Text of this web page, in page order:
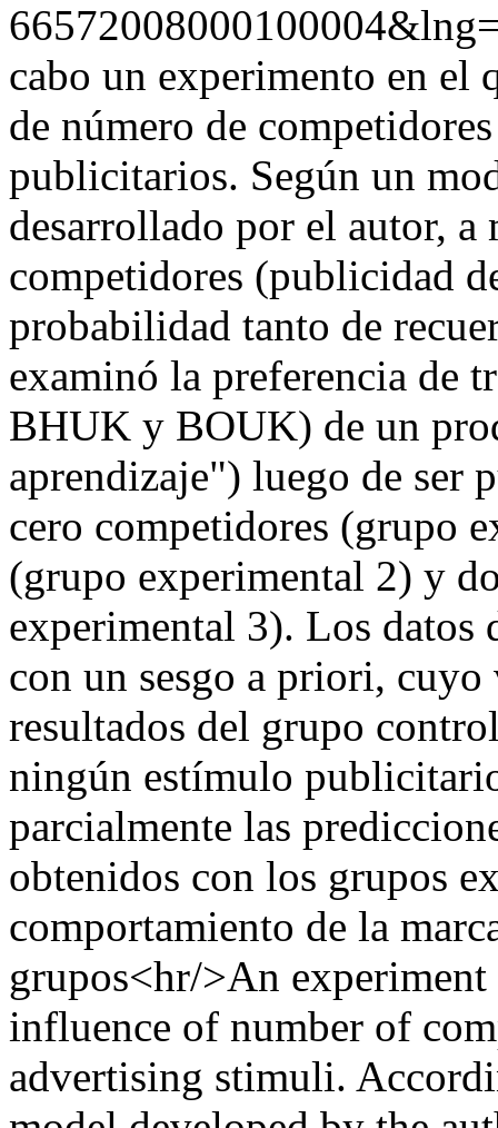
cabo un experimento en el
de número de
publicitarios. Según un
desarrollado por el autor,
competidores (publicidad
probabilidad tanto de
examinó la preferencia de
BHUK y BOUK) de un
aprendizaje") luego de ser
cero competidores (grupo
(grupo experimental 2) y
experimental 3). Los datos
con un sesgo a priori,
resultados del grupo
ningún estímulo
parcialmente las
obtenidos con los grupos
comportamiento de la
grupos<hr/>An
influence of number of
advertising stimuli.